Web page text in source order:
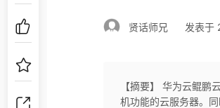
贤话师兄 发表于
【摘要】 华为云鲲
机功能的云服务器。